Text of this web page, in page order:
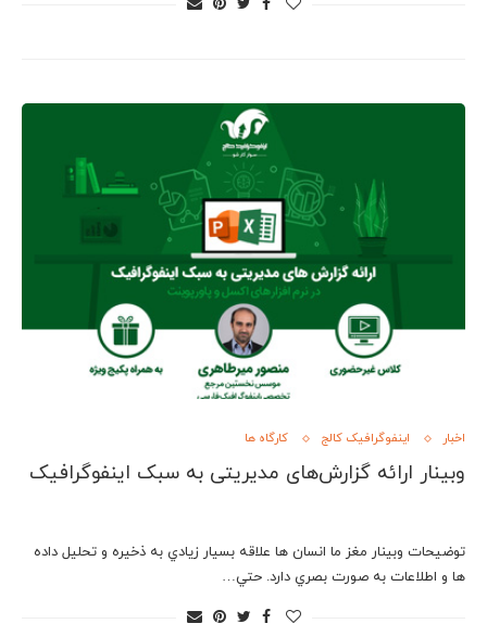
اخبار اینفوگرافیک کالج کارگاه ها
وبینار ارائه گزارش‌های مدیریتی به سبک اینفوگرافیک
توضیحات وبینار مغز ما انسان ها علاقه بسيار زيادي به ذخيره و تحليل داده
ها و اطلاعات به صورت بصري دارد. حتي…